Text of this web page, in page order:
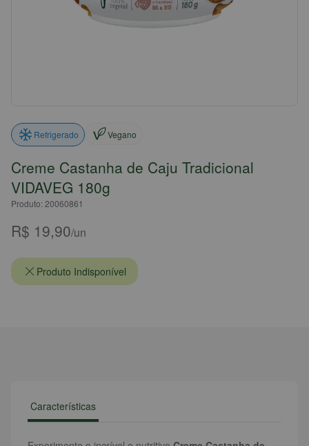
Refrigerado Vegano
Creme Castanha de Caju Tradicional
VIDAVEG 180g
Produto: 20060861
R$ 19,90/un
Produto Indisponível
Características